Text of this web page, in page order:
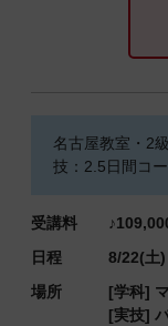
名古屋教室・2
技：2.5日間コ
受講料
日程
8/22(土
場所
[学科]
[実技]